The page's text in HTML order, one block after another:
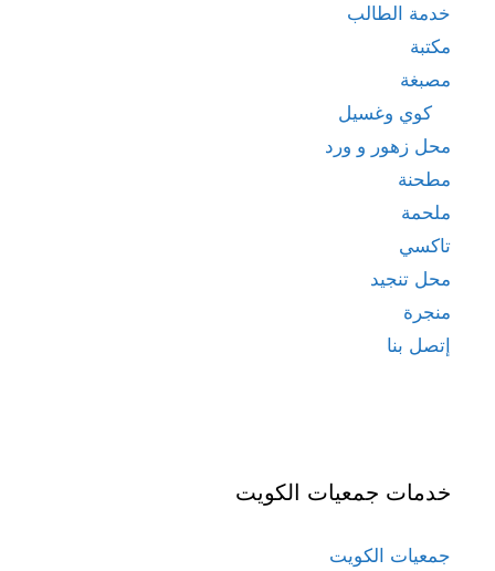
خدمة الطالب
مكتبة
مصبغة
كوي وغسيل
محل زهور و ورد
مطحنة
ملحمة
تاكسي
محل تنجيد
منجرة
إتصل بنا
خدمات جمعيات الكويت
جمعيات الكويت